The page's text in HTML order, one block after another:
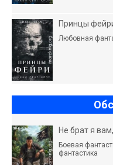
Принцы
Любовная
Не брат я
Боевая
фантастика